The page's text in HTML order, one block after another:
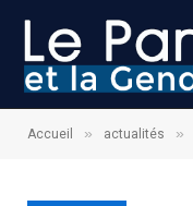
Accueil » actualités »